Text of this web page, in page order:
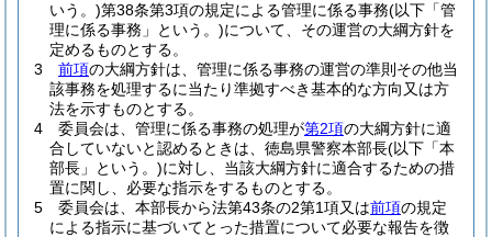
いう。)第38条第3項の規定による管理に係る事務(以下「管
理に係る事務」という。)について、その運営の大綱方針を
定めるものとする。
3
前項の大綱方針は、管理に係る事務の運営の準則その他当
該事務を処理するに当たり準拠すべき基本的な方向又は方
法を示すものとする。
4
委員会は、管理に係る事務の処理が第2項の大綱方針に適
合していないと認めるときは、徳島県警察本部長(以下「本
部長」という。)に対し、当該大綱方針に適合するための措
置に関し、必要な指示をするものとする。
5
委員会は、本部長から法第43条の2第1項又は前項の規定
による指示に基づいてとった措置について必要な報告を徴